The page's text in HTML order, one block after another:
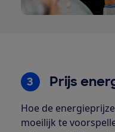
3 Prijs
Hoe de
moeilijk te